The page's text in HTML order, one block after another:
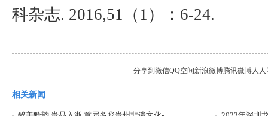
科杂志. 2016,51（1）：6-24.
分享到 微信QQ空间新浪微博腾讯微博人人
相关新闻